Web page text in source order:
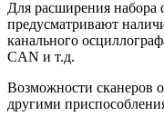
Для расширения набора
предусматривают
канального
CAN и т.д.
Возможности сканеров
другими